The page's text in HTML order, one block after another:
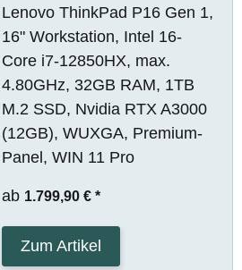
Lenovo ThinkPad P16 Gen 1,
16" Workstation, Intel 16-
Core i7-12850HX, max.
4.80GHz, 32GB RAM, 1TB
M.2 SSD, Nvidia RTX A3000
(12GB), WUXGA, Premium-
Panel, WIN 11 Pro
ab 1.799,90 € *
Zum Artikel